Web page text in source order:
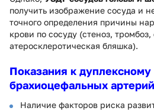
получить изображение сосуда и
точного определения причины
крови по сосуду (стеноз, тромбоз,
атеросклеротическая бляшка).
Показания к
брахиоцефальных
Наличие факторов риска